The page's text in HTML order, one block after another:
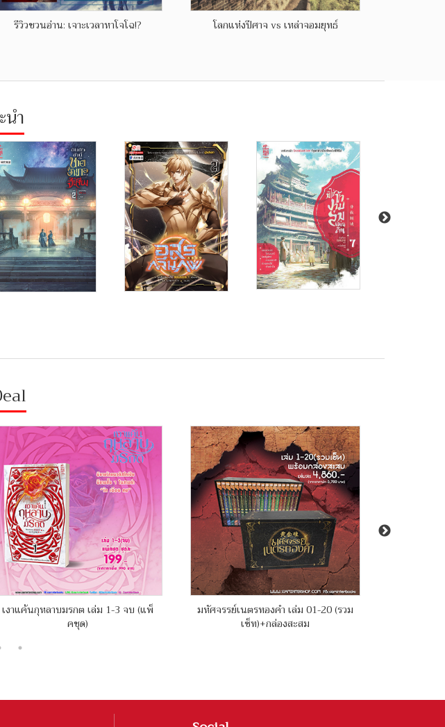
รีวิวชวนอ่าน: เจาะเวลาหาโจโฉ!? โลกแห่งปีศาจ vs เหล่าจอมยุทธ์
ำ
เงาแค้นกุหลาบมรกต เล่ม 1-3 จบ (แพ็
คชุด)
มหัศจรรย์เนตรทองคำ เล่ม 01-20 (รวม
เซ็ท)+กล่องสะสม